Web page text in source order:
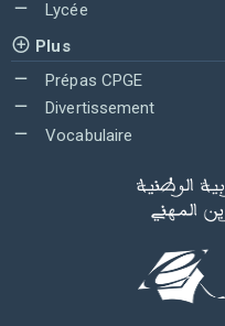
Lycée
Plus
Prépas CPGE
Divertissement
Vocabulaire